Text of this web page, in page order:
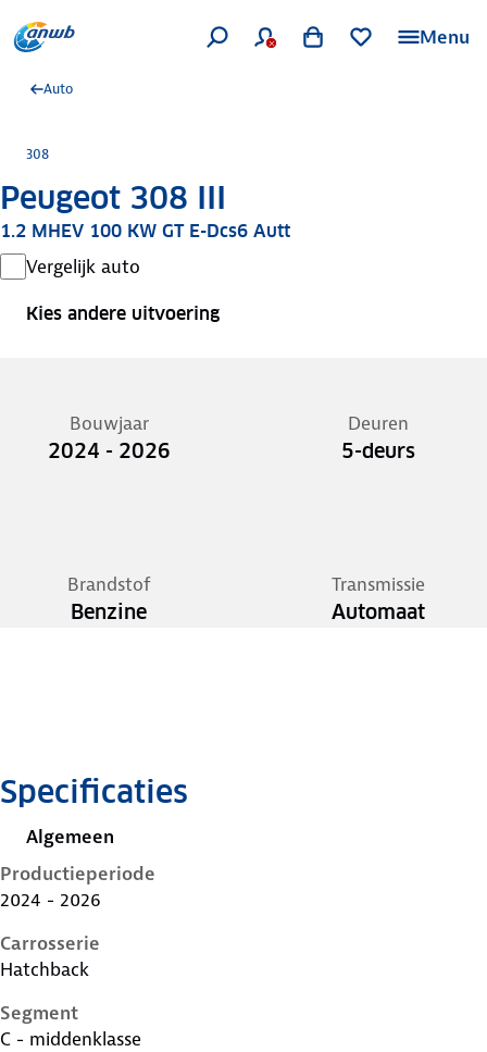
Menu
Auto
308
Peugeot 308 III
1.2 MHEV 100 KW GT E-Dcs6 Autt
Vergelijk auto
Kies andere uitvoering
Bouwjaar
2024 - 2026
Deuren
5-deurs
Brandstof
Benzine
Transmissie
Automaat
Specificaties
Algemeen
Productieperiode
2024 - 2026
Carrosserie
Hatchback
Segment
C - middenklasse